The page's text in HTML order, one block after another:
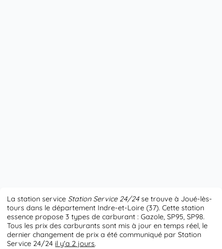
La station service Station Service 24/24 se trouve à Joué-lès-
tours dans le département Indre-et-Loire (37). Cette station
essence propose 3 types de carburant : Gazole, SP95, SP98.
Tous les prix des carburants sont mis à jour en temps réel, le
dernier changement de prix a été communiqué par Station
Service 24/24 il y'a 2 jours.